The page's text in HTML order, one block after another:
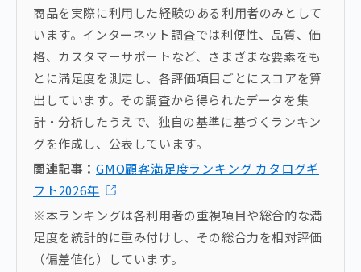
商品を実際に利用した経験のある利用者のみとして
います。インターネット調査では利便性、品質、価
格、カスタマーサポートなど、さまざまな要素をも
とに満足度を測定し、各評価項目ごとにスコアを算
出しています。その調査から得られたデータを集
計・分析したうえで、独自の基準に基づくランキン
グを作成し、公表しています。
関連記事： GMO顧客満足度ランキング カタログギ
フト2026年
※本ランキングは各利用者の重視項目や総合的な満
足度を統計的に重み付けし、その総合力を相対評価
（偏差値化）しています。